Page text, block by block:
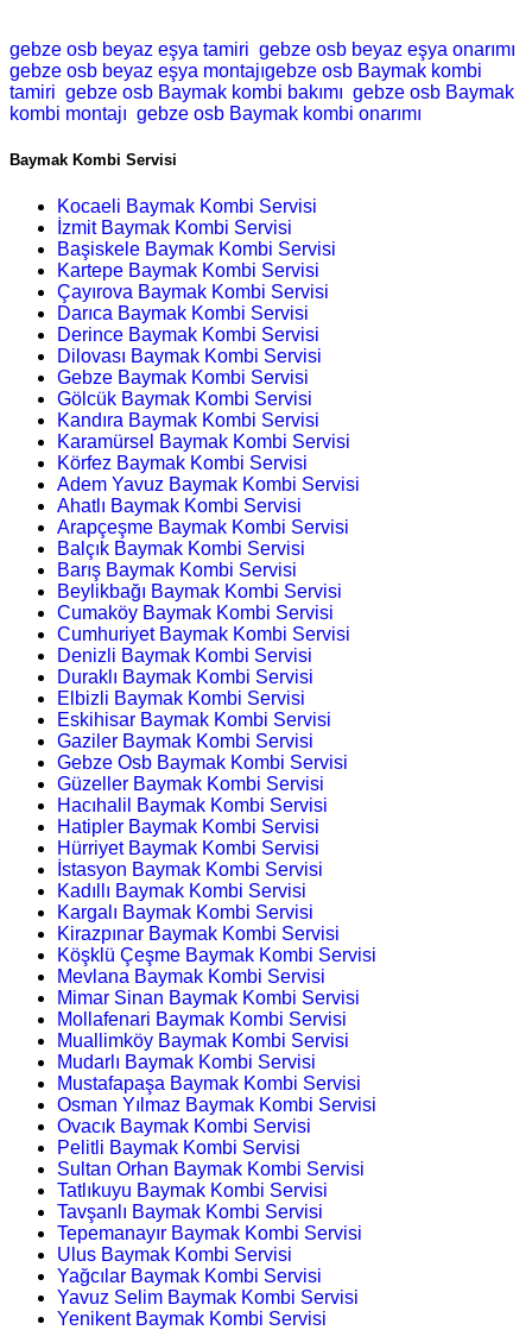
gebze osb beyaz eşya tamiri gebze osb beyaz eşya onarımı
gebze osb beyaz eşya montajıgebze osb Baymak kombi
tamiri gebze osb Baymak kombi bakımı gebze osb Baymak
kombi montajı gebze osb Baymak kombi onarımı
Baymak Kombi Servisi
Kocaeli Baymak Kombi Servisi
İzmit Baymak Kombi Servisi
Başiskele Baymak Kombi Servisi
Kartepe Baymak Kombi Servisi
Çayırova Baymak Kombi Servisi
Darıca Baymak Kombi Servisi
Derince Baymak Kombi Servisi
Dilovası Baymak Kombi Servisi
Gebze Baymak Kombi Servisi
Gölcük Baymak Kombi Servisi
Kandıra Baymak Kombi Servisi
Karamürsel Baymak Kombi Servisi
Körfez Baymak Kombi Servisi
Adem Yavuz Baymak Kombi Servisi
Ahatlı Baymak Kombi Servisi
Arapçeşme Baymak Kombi Servisi
Balçık Baymak Kombi Servisi
Barış Baymak Kombi Servisi
Beylikbağı Baymak Kombi Servisi
Cumaköy Baymak Kombi Servisi
Cumhuriyet Baymak Kombi Servisi
Denizli Baymak Kombi Servisi
Duraklı Baymak Kombi Servisi
Elbizli Baymak Kombi Servisi
Eskihisar Baymak Kombi Servisi
Gaziler Baymak Kombi Servisi
Gebze Osb Baymak Kombi Servisi
Güzeller Baymak Kombi Servisi
Hacıhalil Baymak Kombi Servisi
Hatipler Baymak Kombi Servisi
Hürriyet Baymak Kombi Servisi
İstasyon Baymak Kombi Servisi
Kadıllı Baymak Kombi Servisi
Kargalı Baymak Kombi Servisi
Kirazpınar Baymak Kombi Servisi
Köşklü Çeşme Baymak Kombi Servisi
Mevlana Baymak Kombi Servisi
Mimar Sinan Baymak Kombi Servisi
Mollafenari Baymak Kombi Servisi
Muallimköy Baymak Kombi Servisi
Mudarlı Baymak Kombi Servisi
Mustafapaşa Baymak Kombi Servisi
Osman Yılmaz Baymak Kombi Servisi
Ovacık Baymak Kombi Servisi
Pelitli Baymak Kombi Servisi
Sultan Orhan Baymak Kombi Servisi
Tatlıkuyu Baymak Kombi Servisi
Tavşanlı Baymak Kombi Servisi
Tepemanayır Baymak Kombi Servisi
Ulus Baymak Kombi Servisi
Yağcılar Baymak Kombi Servisi
Yavuz Selim Baymak Kombi Servisi
Yenikent Baymak Kombi Servisi